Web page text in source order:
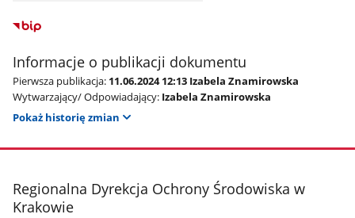
Informacje o publikacji dokumentu
Pierwsza publikacja: 11.06.2024 12:13 Izabela Znamirowska
Wytwarzający/ Odpowiadający: Izabela Znamirowska
Pokaż historię zmian
stopka
Regionalna Dyrekcja Ochrony Środowiska w
Krakowie